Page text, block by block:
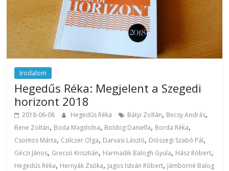
Irodalom
Hegedűs Réka: Megjelent a Szegedi
horizont 2018
2018-06-08 Hegedűs Réka Bátyi Zoltán, Becsy András,
Bene Zoltán, Boda Magdolna, Boldog Daniella, Borda Réka,
Csontos Márta, Czilczer Olga, Darvasi László, Diószegi Szabó Pál,
Géczi János, Grecsó Krisztián, Harmadik Balogh Gyula, Hász Róbert,
Hegedűs Réka, Hernyák Zsóka, Jagos István Róbert, Jámborné Balog